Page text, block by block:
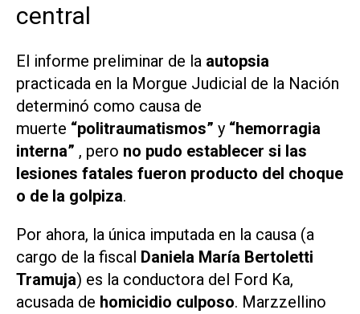
central
El informe preliminar de la autopsia
practicada en la Morgue Judicial de la Nación
determinó como causa de
muerte “politraumatismos” y “hemorragia
interna” , pero no pudo establecer si las
lesiones fatales fueron producto del choque
o de la golpiza.
Por ahora, la única imputada en la causa (a
cargo de la fiscal Daniela María Bertoletti
Tramuja) es la conductora del Ford Ka,
acusada de homicidio culposo. Marzzellino